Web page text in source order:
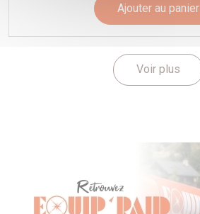
Ajouter au panier
Voir plus